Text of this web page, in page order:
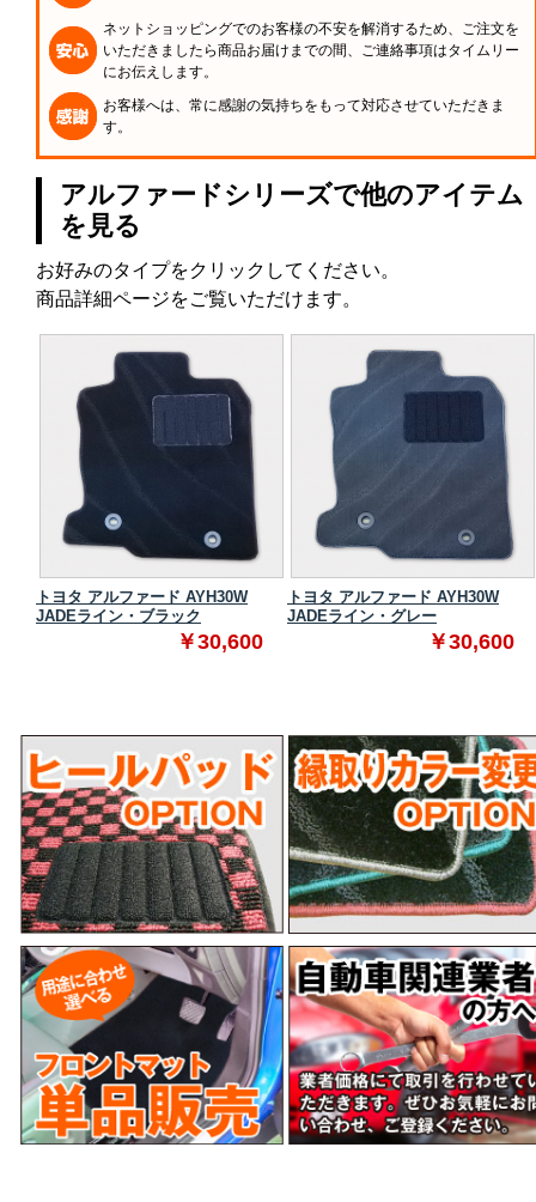
ネットショッピングでのお客様の不安を解消するため、ご注文を
いただきましたら商品お届けまでの間、ご連絡事項はタイムリー
にお伝えします。
お客様へは、常に感謝の気持ちをもって対応させていただきま
す。
アルファードシリーズで他のアイテム
を見る
お好みのタイプをクリックしてください。
商品詳細ページをご覧いただけます。
トヨタ アルファード AYH30W
JADEライン・ブラック
￥30,600
トヨタ アルファード AYH30W
JADEライン・グレー
￥30,600